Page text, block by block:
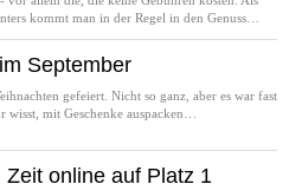
kommt man in der Regel in den Genuss…
September
gefeiert. Nicht so ganz, aber es war fast
mit Geschenke auspacken…
Zeit online auf Platz 1